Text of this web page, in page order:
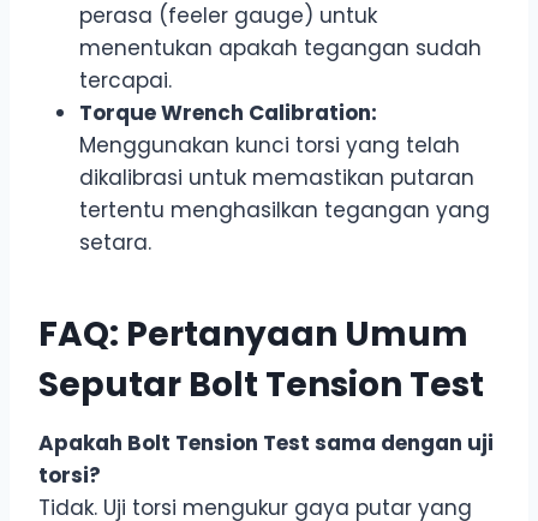
perasa (feeler gauge) untuk
menentukan apakah tegangan sudah
tercapai.
Torque Wrench Calibration:
Menggunakan kunci torsi yang telah
dikalibrasi untuk memastikan putaran
tertentu menghasilkan tegangan yang
setara.
FAQ: Pertanyaan Umum
Seputar Bolt Tension Test
Apakah Bolt Tension Test sama dengan uji
torsi?
Tidak. Uji torsi mengukur gaya putar yang